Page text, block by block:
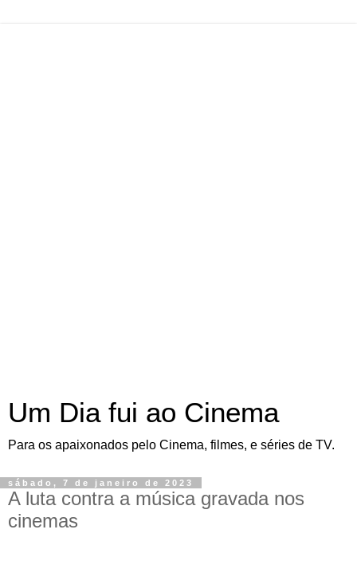
Um Dia fui ao Cinema
Para os apaixonados pelo Cinema, filmes, e séries de TV.
sábado, 7 de janeiro de 2023
A luta contra a música gravada nos
cinemas